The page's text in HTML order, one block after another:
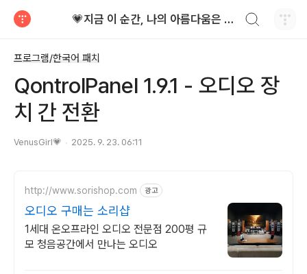
💗지금 이 순간, 나의 아름다움은 가장 빛난다!
프로그램/한국어 패치
QontrolPanel 1.9.1 - 오디오 장
치 간 전환
VenusGirl💗 2025. 9. 23. 06:11
http://www.sorishop.com 광고
오디오 구매는 소리샵
1세대 온오프라인 오디오 전문점 200평 규
모 청음공간에서 만나는 오디오